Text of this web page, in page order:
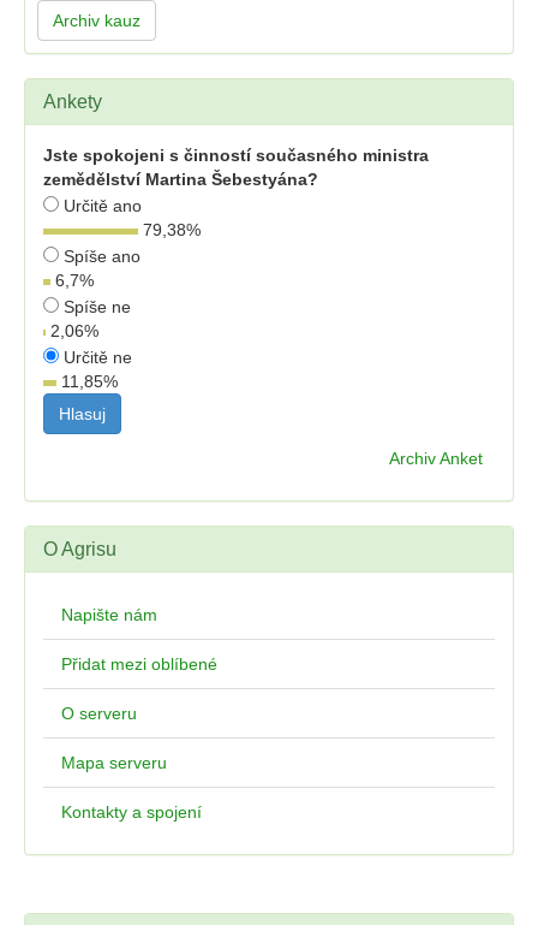
Archiv kauz
Ankety
Jste spokojeni s činností současného ministra
zemědělství Martina Šebestyána?
Určitě ano
79,38%
Spíše ano
6,7%
Spíše ne
2,06%
Určitě ne
11,85%
Archiv Anket
O Agrisu
Napište nám
Přidat mezi oblíbené
O serveru
Mapa serveru
Kontakty a spojení